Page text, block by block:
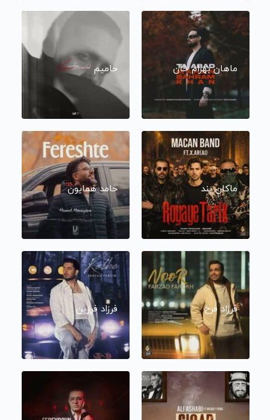
ماهان بهرام خان حامیم
ماکان بند حامد همایون
فرزاد فرخ فرزاد فرزین